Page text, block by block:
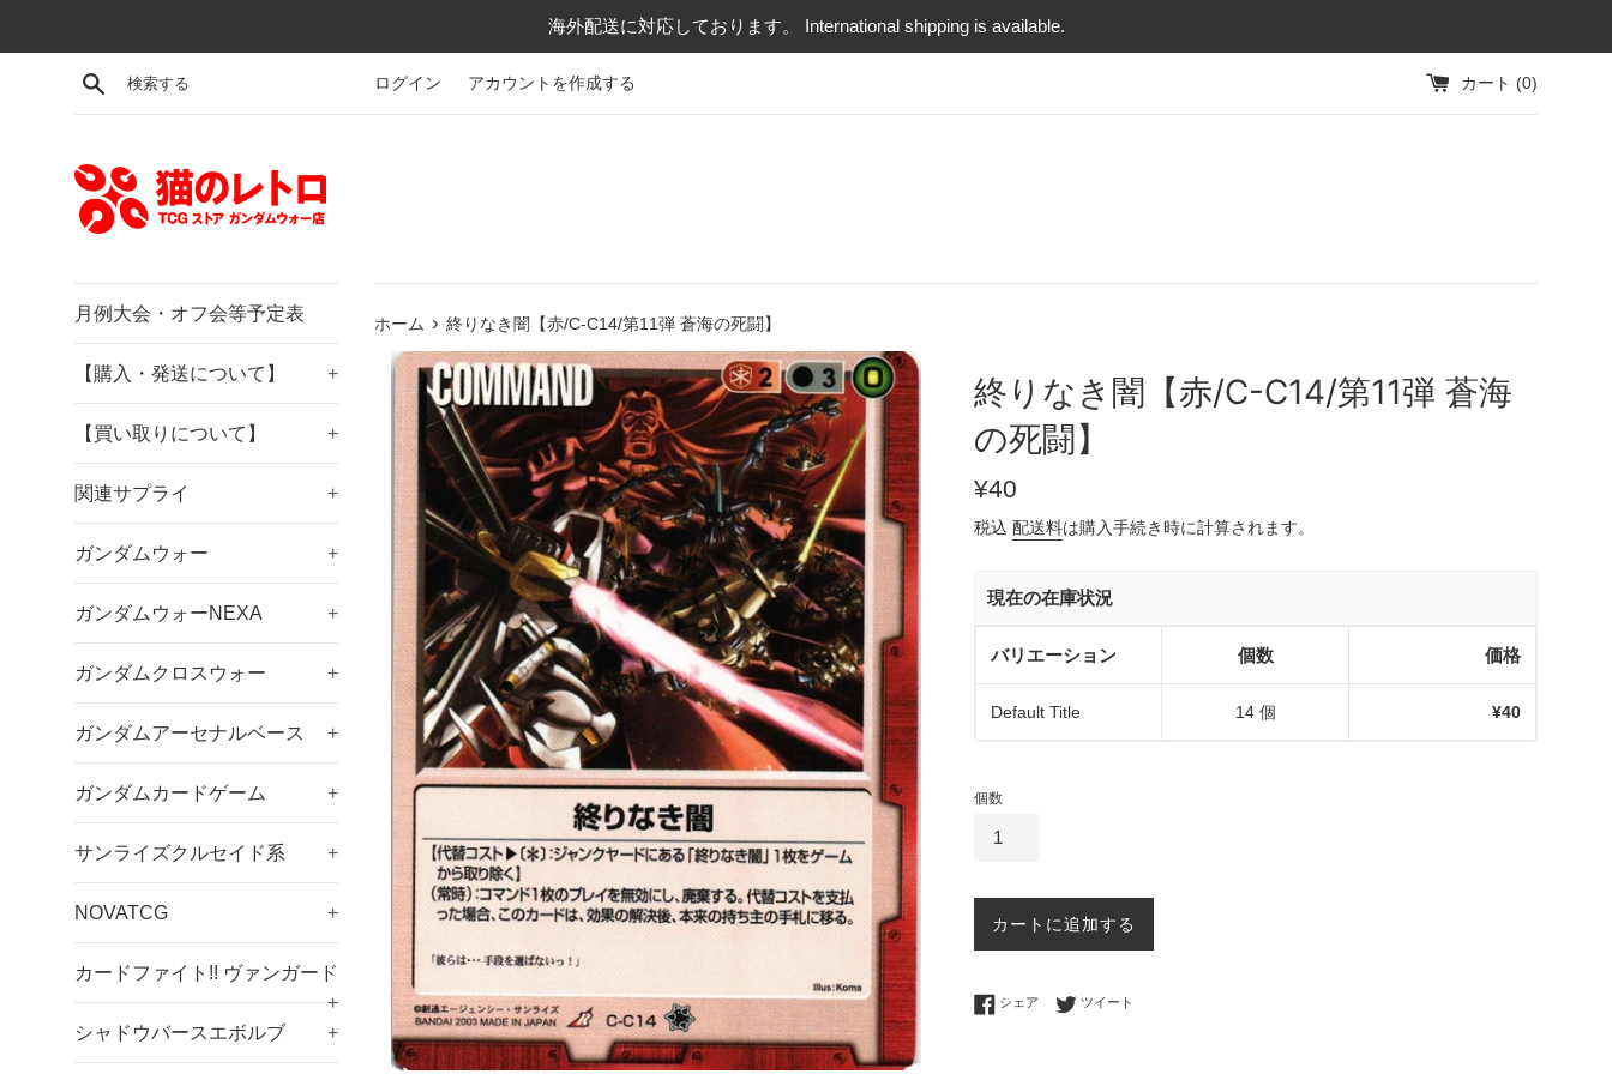
海外配送に対応しております。 International shipping is available.
検索する ログイン アカウントを作成する カート (0)
月例大会・オフ会等予定表
【購入・発送について】 +
【買い取りについて】 +
関連サプライ +
ガンダムウォー +
ガンダムウォーNEXA +
ガンダムクロスウォー +
ガンダムアーセナルベース +
ガンダムカードゲーム +
サンライズクルセイド系 +
NOVATCG +
カードファイト!! ヴァンガード
+
シャドウバースエボルブ
+
ホーム › 終りなき闇【赤/C-C14/第11弾 蒼海の死闘】
終りなき闇【赤/C-C14/第11弾 蒼海
の死闘】
通
価
¥40
税込 配送料は購入手続き時に計算されます。
現在の在庫状況
バリエーション 個数 価格
Default Title 14 個 ¥40
個数
カートに追加する
シェア Facebookでシェアする
ツイート